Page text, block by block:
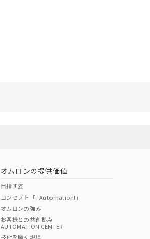
オムロンの提供価値
目指す姿
コンセプト「i-Automation!」
オムロンの強み
お客様との共創拠点
AUTOMATION CENTER
技術を磨く現場